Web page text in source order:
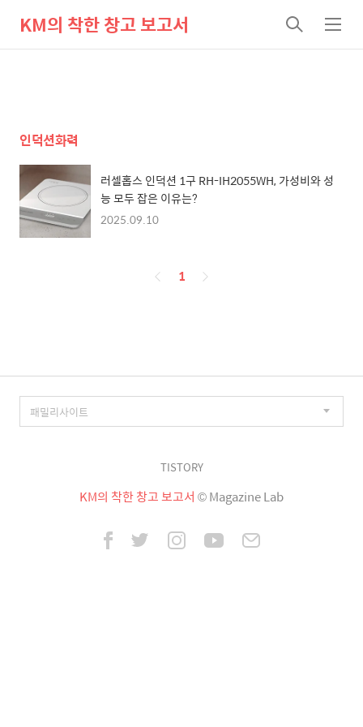
KM의 착한 창고 보고서
검
색
메
뉴
인덕션화력
러셀홉스 인덕션 1구 RH-IH2055WH, 가성비와 성
능 모두 잡은 이유는?
2025.09.10
페
1
TISTORY
KM의 착한 창고 보고서 © Magazine Lab